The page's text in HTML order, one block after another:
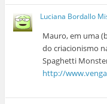
Luciana Bordallo
Mauro, em uma
do criacionismo
Spaghetti
http://